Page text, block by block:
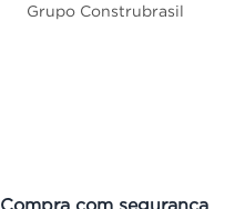
Grupo Construbrasil
Compra com segurança